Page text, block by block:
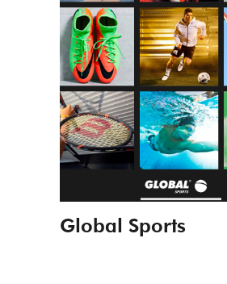
Global Sports